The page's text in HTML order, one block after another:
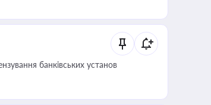
банківських установ